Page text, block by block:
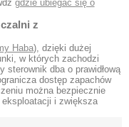
gdzie ubiegać się o
z
Haba), dzięki dużej
w których zachodzi
dba o prawidłową
dostęp zapachów
można bezpiecznie
i zwiększa